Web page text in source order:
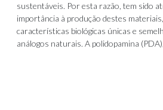
sustentáveis. Por esta razão, tem sido
importância à produção destes
características biológicas únicas e
análogos naturais. A polidopamina